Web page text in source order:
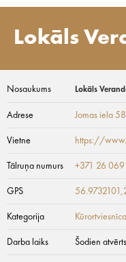
Lokāls
Nosaukums Lokāls
Adrese Jomas iela
Vietne https://
Tālruņa numurs +371 26
GPS
Kategorija
Darba laiks Šodien atvērts